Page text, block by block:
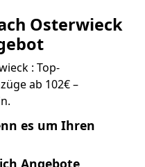
Osterwieck
: Top-
ab 102€ –
es um Ihren
Angebote